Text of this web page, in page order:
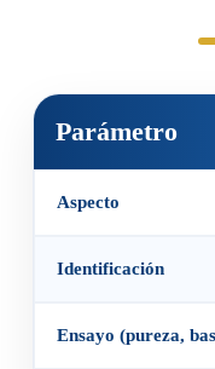
Parámetro
Aspecto
Identificación
Ensayo (pureza,